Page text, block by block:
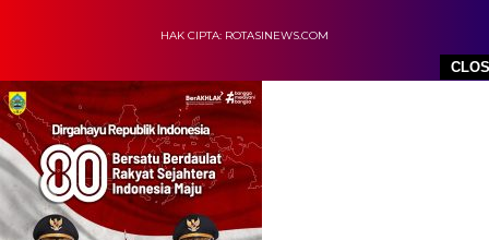
HAK CIPTA: ROTASINEWS.COM